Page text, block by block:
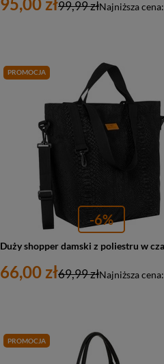
Najniższa cena:
99,99 zł
PROMOCJA
-6%
66,00 zł Najniższa cena:
69,99 zł
PROMOCJA